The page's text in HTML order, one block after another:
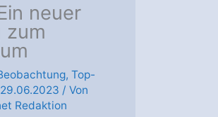
neuer
zum
,Top-
29.06.2023 / Von
Redaktion